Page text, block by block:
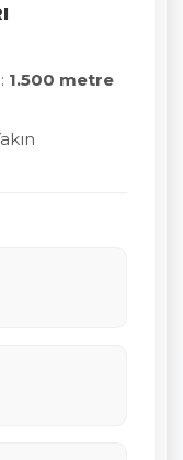
1.500 metre